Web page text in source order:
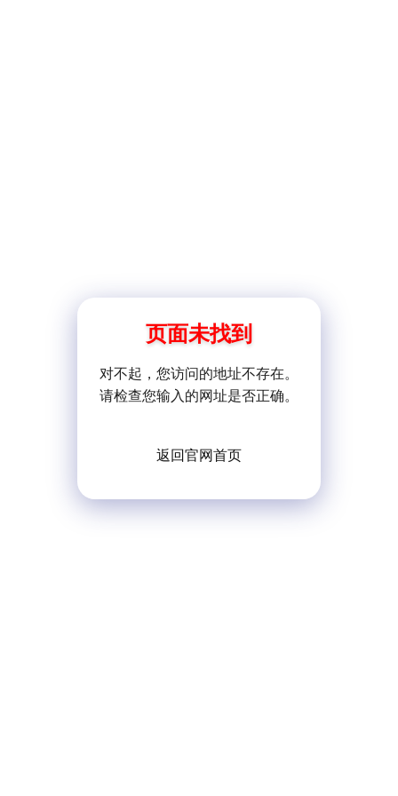
页面未找到
对不起，您访问的地址不存在。
请检查您输入的网址是否正确。
返回官网首页